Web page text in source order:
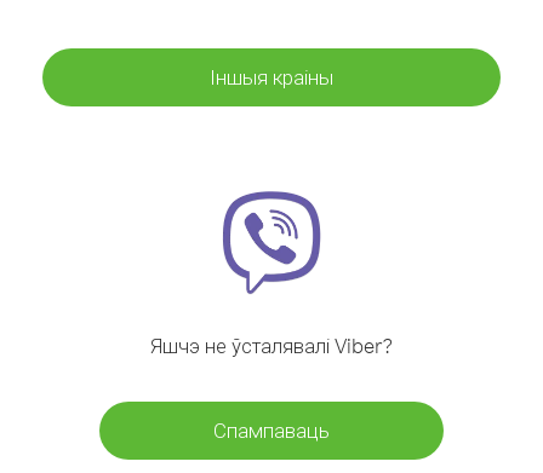
Іншыя краіны
Яшчэ не ўсталявалі Viber?
Спампаваць